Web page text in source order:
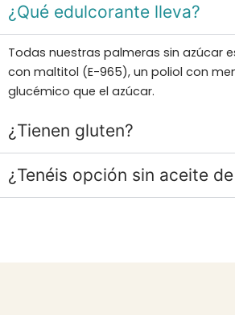
¿Qué edulcorante lleva?
Todas nuestras palmeras sin azúcar
con maltitol (E-965), un poliol con
glucémico que el azúcar.
¿Tienen gluten?
¿Tenéis opción sin aceite